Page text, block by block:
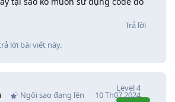
Trả lời
lời bài viết này.
Ngôi sao đang lên
Level4
10 Th07 2024